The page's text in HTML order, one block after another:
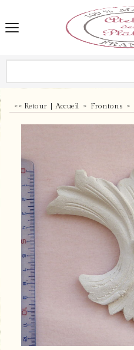
<< Retour |Accueil > Frontons >